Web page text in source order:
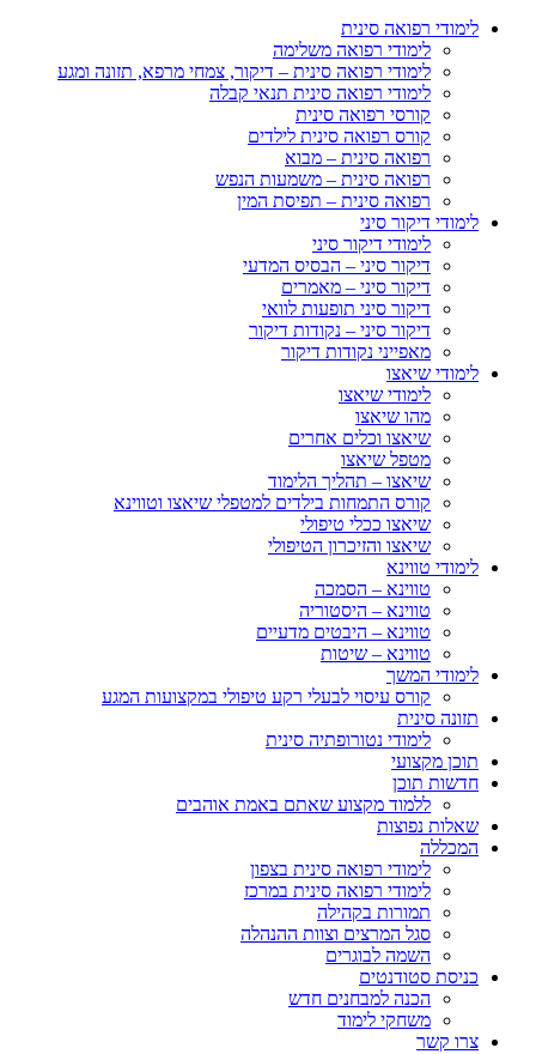
לימודי רפואה סינית
לימודי רפואה משלימה
לימודי רפואה סינית – דיקור, צמחי מרפא, תזונה ומגע
לימודי רפואה סינית תנאי קבלה
קורסי רפואה סינית
קורס רפואה סינית לילדים
רפואה סינית – מבוא
רפואה סינית – משמעות הנפש
רפואה סינית – תפיסת המין
לימודי דיקור סיני
לימודי דיקור סיני
דיקור סיני – הבסיס המדעי
דיקור סיני – מאמרים
דיקור סיני תופעות לוואי
דיקור סיני – נקודות דיקור
מאפייני נקודות דיקור
לימודי שיאצו
לימודי שיאצו
מהו שיאצו
שיאצו וכלים אחרים
מטפל שיאצו
שיאצו – תהליך הלימוד
קורס התמחות בילדים למטפלי שיאצו וטווינא
שיאצו ככלי טיפולי
שיאצו והזיכרון הטיפולי
לימודי טווינא
טווינא – הסמכה
טווינא – היסטוריה
טווינא – היבטים מדעיים
טווינא – שיטות
לימודי המשך
קורס עיסוי לבעלי רקע טיפולי במקצועות המגע
תזונה סינית
לימודי נטורופתיה סינית
תוכן מקצועי
חדשות תוכן
ללמוד מקצוע שאתם באמת אוהבים
שאלות נפוצות
המכללה
לימודי רפואה סינית בצפון
לימודי רפואה סינית במרכז
תמורות בקהילה
סגל המרצים וצוות ההנהלה
השמה לבוגרים
כניסת סטודנטים
הכנה למבחנים חדש
משחקי לימוד
צרו קשר